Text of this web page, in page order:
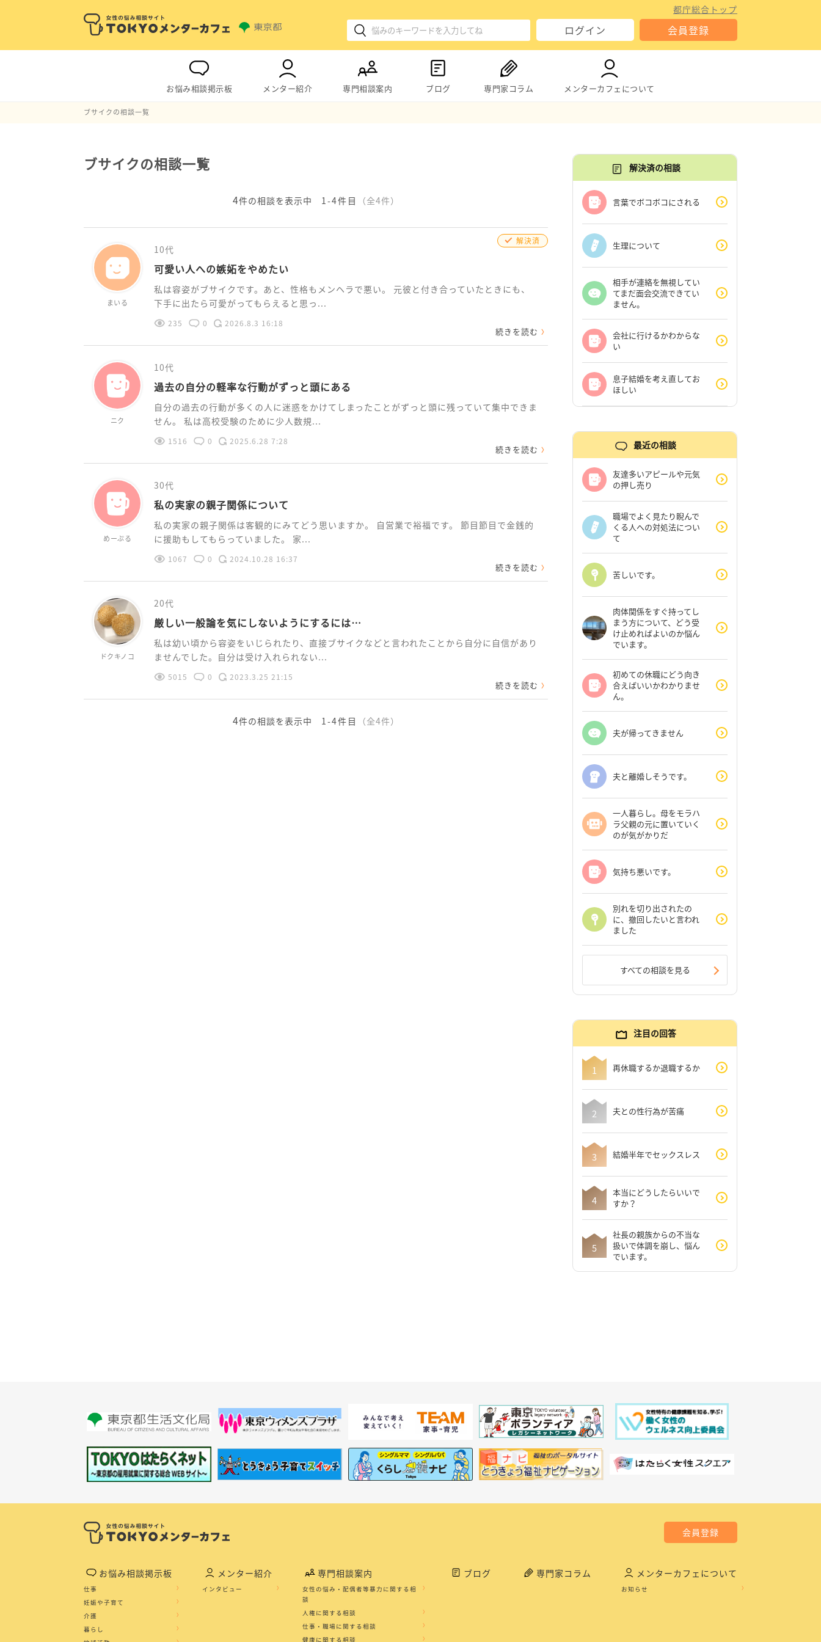
都庁総合トップ
ログイン 会員登録
お悩み相談掲示板 メンター紹介 専門相談案内 ブログ 専門家コラム メンターカフェについて
ブサイクの相談一覧
ブサイクの相談一覧
4件の相談を表示中 1-4件目 （全4件）
まいる
解決済
10代
可愛い人への嫉妬をやめたい
私は容姿がブサイクです。あと、性格もメンヘラで悪い。 元彼と付き合っていたときにも、
下手に出たら可愛がってもらえると思っ...
235 0 2026.8.3 16:18
続きを読む
ニク
10代
過去の自分の軽率な行動がずっと頭にある
自分の過去の行動が多くの人に迷惑をかけてしまったことがずっと頭に残っていて集中できま
せん。 私は高校受験のために少人数規...
1516 0 2025.6.28 7:28
続きを読む
めーぷる
30代
私の実家の親子関係について
私の実家の親子関係は客観的にみてどう思いますか。 自営業で裕福です。 節目節目で金銭的
に援助もしてもらっていました。 家...
1067 0 2024.10.28 16:37
続きを読む
ドクキノコ
20代
厳しい一般論を気にしないようにするには…
私は幼い頃から容姿をいじられたり、直接ブサイクなどと言われたことから自分に自信があり
ませんでした。自分は受け入れられない...
5015 0 2023.3.25 21:15
続きを読む
4件の相談を表示中 1-4件目 （全4件）
解決済の相談
言葉でボコボコにされる
生理について
相手が連絡を無視してい
てまだ面会交流できてい
ません。
会社に行けるかわからな
い
息子結婚を考え直してお
ほしい
最近の相談
友達多いアピールや元気
の押し売り
職場でよく見たり睨んで
くる人への対処法につい
て
苦しいです。
肉体関係をすぐ持ってし
まう方について、どう受
け止めればよいのか悩ん
でいます。
初めての休職にどう向き
合えばいいかわかりませ
ん。
夫が帰ってきません
夫と離婚しそうです。
一人暮らし。母をモラハ
ラ父親の元に置いていく
のが気がかりだ
気持ち悪いです。
別れを切り出されたの
に、撤回したいと言われ
ました
すべての相談を見る
注目の回答
再休職するか退職するか
夫との性行為が苦痛
結婚半年でセックスレス
本当にどうしたらいいで
すか？
社長の親族からの不当な
扱いで体調を崩し、悩ん
でいます。
会員登録
お悩み相談掲示板
仕事
妊娠や子育て
介護
暮らし
メンター紹介
インタビュー
専門相談案内
女性の悩み・配偶者等暴力に関する相
談
人権に関する相談
仕事・職場に関する相談
健康に関する相談
ブログ 専門家コラム メンターカフェについて
お知らせ